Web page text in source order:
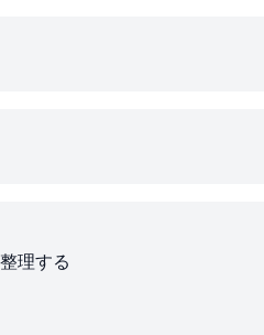
理する